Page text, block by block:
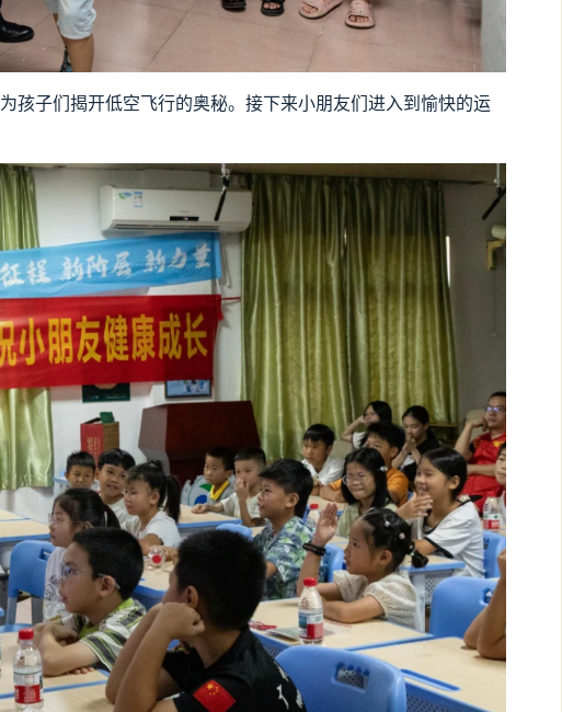
子们揭开低空飞行的奥秘。接下来小朋友们进入到愉快的运